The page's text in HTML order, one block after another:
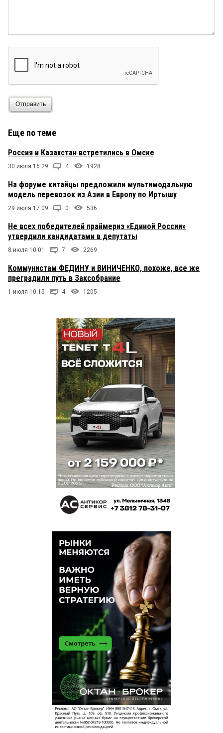
Отправить
Еще по теме
Россия и Казахстан встретились в Омске
30 июля 16:29 4 1928
На форуме китайцы предложили мультимодальную
модель перевозок из Азии в Европу по Иртышу
29 июля 17:09 0 536
Не всех победителей праймериз «Единой России»
утвердили кандидатами в депутаты
8 июля 10:01 7 2269
Коммунистам ФЕДИНУ и ВИНИЧЕНКО, похоже, все же
преградили путь в Заксобрание
1 июля 10:15 4 1205